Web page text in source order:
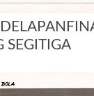
SEGITIGA